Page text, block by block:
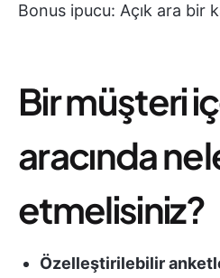
Bonus ipucu: Açık ara bir
Bir müşteri
aracında
etmelisiniz?
Özelleştirilebilir